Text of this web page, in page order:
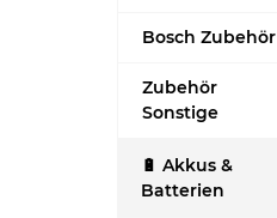
Bosch Zubehör
Zubehör
Sonstige
🔋 Akkus &
Batterien